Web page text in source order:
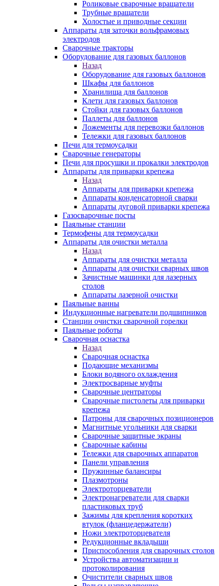
Роликовые сварочные вращатели
Трубные вращатели
Холостые и приводные секции
Аппараты для заточки вольфрамовых
электродов
Сварочные тракторы
Оборудование для газовых баллонов
Назад
Оборудование для газовых баллонов
Шкафы для баллонов
Хранилища для баллонов
Клети для газовых баллонов
Стойки для газовых баллонов
Паллеты для баллонов
Ложементы для перевозки баллонов
Тележки для газовых баллонов
Печи для термоусадки
Сварочные генераторы
Печи для просушки и прокалки электродов
Аппараты для приварки крепежа
Назад
Аппараты для приварки крепежа
Аппараты конденсаторной сварки
Аппараты дуговой приварки крепежа
Газосварочные посты
Паяльные станции
Термофены для термоусадки
Аппараты для очистки металла
Назад
Аппараты для очистки металла
Аппараты для очистки сварных швов
Зачистные машинки для лазерных
столов
Аппараты лазерной очистки
Паяльные ванны
Индукционные нагреватели подшипников
Станции очистки сварочной горелки
Паяльные роботы
Сварочная оснастка
Назад
Сварочная оснастка
Подающие механизмы
Блоки водяного охлаждения
Электросварные муфты
Сварочные центраторы
Сварочные пистолеты для приварки
крепежа
Патроны для сварочных позиционеров
Магнитные угольники для сварки
Сварочные защитные экраны
Сварочные кабины
Тележки для сварочных аппаратов
Панели управления
Пружинные балансиры
Плазмотроны
Электроторцеватели
Электронагреватели для сварки
пластиковых труб
Зажимы для крепления коротких
втулок (фланцедержатели)
Ножи электроторцевателя
Редукционные вкладыши
Приспособления для сварочных столов
Устройства автоматизации и
протоколирования
Очистители сварных швов